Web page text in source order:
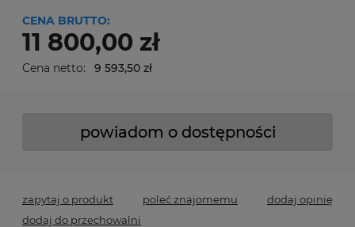
CENA BRUTTO:
11 800,00 zł
Cena netto: 9 593,50 zł
powiadom o dostępności
zapytaj o produkt poleć znajomemu
dodaj opinię
dodaj do przechowalni